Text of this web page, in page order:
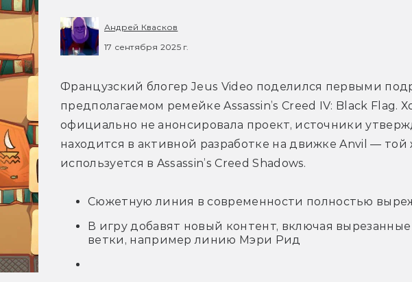
Андрей Квасков
17 сентября 2025 г.
Французский блогер Jeus Video поделился первыми
предполагаемом ремейке Assassin’s Creed IV: Black Flag.
официально не анонсировала проект, источники
находится в активной разработке на движке Anvil — той
используется в Assassin’s Creed Shadows.
Сюжетную линия в современности полностью
В игру добавят новый контент, включая
ветки, например линию Мэри Рид